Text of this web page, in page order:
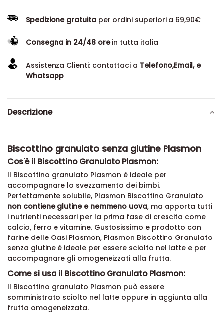
Spedizione gratuita per ordini superiori a 69,90€
Consegna in 24/48 orein tutta italia
Assistenza Clienti: contattaci a Telefono,Email, e
Whatsapp
Descrizione
Biscottino granulato senza glutine Plasmon
Cos'è il Biscottino Granulato Plasmon:
Il Biscottino granulato Plasmon è ideale per
accompagnare lo svezzamento dei bimbi.
Perfettamente solubile, Plasmon Biscottino Granulato
non contiene glutine e nemmeno uova, ma apporta tutti
i nutrienti necessari per la prima fase di crescita come
calcio, ferro e vitamine. Gustosissimo e prodotto con
farine delle Oasi Plasmon, Plasmon Biscottino Granulato
senza glutine è ideale per essere sciolto nel latte e per
accompagnare gli omogeneizzati alla frutta.
Come si usa il Biscottino Granulato Plasmon:
Il Biscottino granulato Plasmon può essere
somministrato sciolto nel latte oppure in aggiunta alla
frutta omogeneizzata.